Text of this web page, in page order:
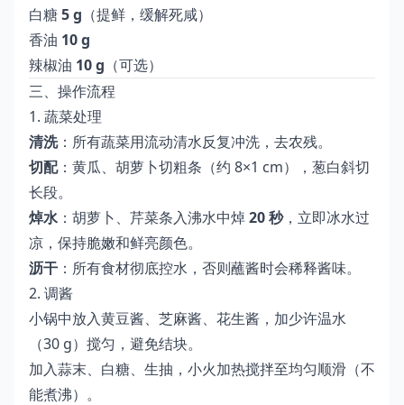
白糖5 g （提鲜，缓解死咸）
香油 10 g
辣椒油 10 g （可选）
三、操作流程
1. 蔬菜处理
清洗：所有蔬菜用流动清水反复冲洗，去农残。
切配：黄瓜、胡萝卜切粗条（约 8×1 cm），葱白斜切
长段。
焯水 ：胡萝卜、芹菜条入沸水中焯20 秒，立即冰水过
凉，保持脆嫩和鲜亮颜色。
沥干 ：所有食材彻底控水，否则蘸酱时会稀释酱味。
2. 调酱
小锅中放入黄豆酱、芝麻酱、花生酱，加少许温水
（30 g）搅匀，避免结块。
加入蒜末、白糖、生抽，小火加热搅拌至均匀顺滑（不
能煮沸）。